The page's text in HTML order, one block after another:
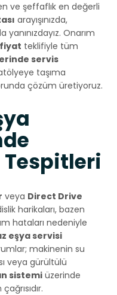
ve şeffaflık en değerli
arayışınızda,
Onarım
teklifiyle tüm
servis
taşıma
çözüm üretiyoruz.
Tespitleri
veya Direct Drive
harikaları, bazen
hataları nedeniyle
eşya servisi
makinenin su
veya gürültülü
sistemi üzerinde